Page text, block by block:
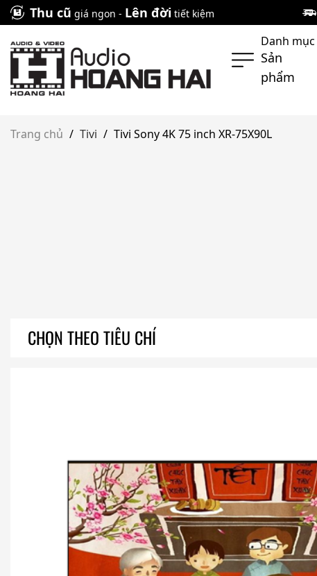
Skip
to
content
Thu cũ giá ngon - Lên đời tiết kiệm
Danh mục
Sản
phẩm
Trang chủ / Tivi / Tivi Sony 4K 75 inch XR-75X90L
CHỌN THEO TIÊU CHÍ